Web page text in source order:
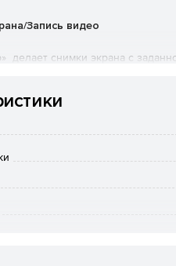
Запись видео
делает снимки экрана с
и сайтов
фиксирует все программы,
автоматически
клавиши, сохраняя